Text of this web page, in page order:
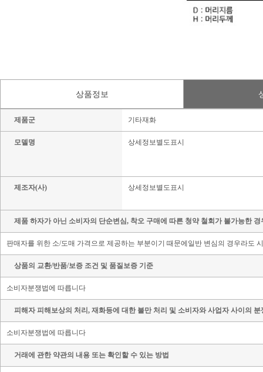
상품정보
제품군 기타재화
모델명 상세정보별도표시
제조자(사) 상세정보별도표시
제품 하자가 아닌 소비자의 단순변심, 착오 구매에 따른 청약 철회가 불가능한
판매자를 위한 소/도매 가격으로 제공하는 부분이기 때문에일반 변심의 경우라도
상품의 교환/반품/보증 조건 및 품질보증 기준
소비자분쟁법에 따릅니다
피해자 피해보상의 처리, 재화등에 대한 불만 처리 및 소비자와 사업자 사이의
소비자분쟁법에 따릅니다
거래에 관한 약관의 내용 또는 확인할 수 있는 방법